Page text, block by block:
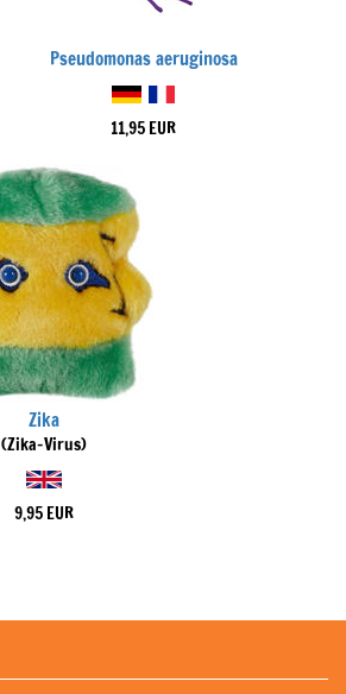
Pseudomonas aeruginosa
11,95 EUR
Zika
(Zika-Virus)
9,95 EUR